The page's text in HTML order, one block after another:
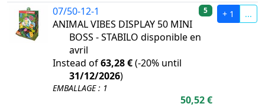
07/50-12-1
ANIMAL VIBES DISPLAY 50 MINI
BOSS - STABILO disponible en
avril
Instead of63,28 €(-20% until
31/12/2026)
EMBALLAGE : 1
5
50,52 €
+ 1 ...